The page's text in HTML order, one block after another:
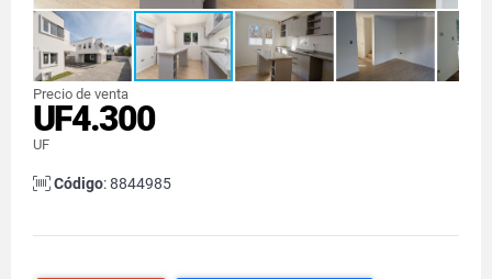
Precio de venta
UF4.300
UF
Código: 8844985